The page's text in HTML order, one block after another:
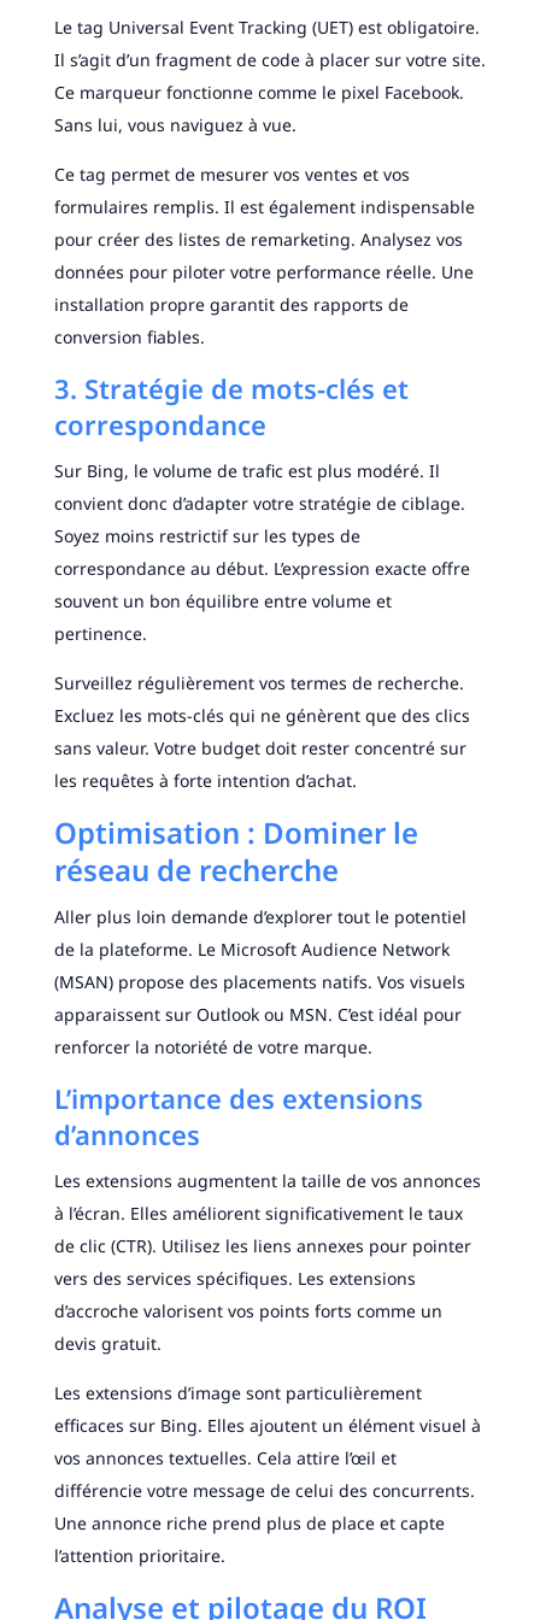
Le tag Universal Event Tracking (UET) est obligatoire.
Il s’agit d’un fragment de code à placer sur votre site.
Ce marqueur fonctionne comme le pixel Facebook.
Sans lui, vous naviguez à vue.
Ce tag permet de mesurer vos ventes et vos
formulaires remplis. Il est également indispensable
pour créer des listes de remarketing. Analysez vos
données pour piloter votre performance réelle. Une
installation propre garantit des rapports de
conversion fiables.
3. Stratégie de mots-clés et
correspondance
Sur Bing, le volume de trafic est plus modéré. Il
convient donc d’adapter votre stratégie de ciblage.
Soyez moins restrictif sur les types de
correspondance au début. L’expression exacte offre
souvent un bon équilibre entre volume et
pertinence.
Surveillez régulièrement vos termes de recherche.
Excluez les mots-clés qui ne génèrent que des clics
sans valeur. Votre budget doit rester concentré sur
les requêtes à forte intention d’achat.
Optimisation : Dominer le
réseau de recherche
Aller plus loin demande d’explorer tout le potentiel
de la plateforme. Le Microsoft Audience Network
(MSAN) propose des placements natifs. Vos visuels
apparaissent sur Outlook ou MSN. C’est idéal pour
renforcer la notoriété de votre marque.
L’importance des extensions
d’annonces
Les extensions augmentent la taille de vos annonces
à l’écran. Elles améliorent significativement le taux
de clic (CTR). Utilisez les liens annexes pour pointer
vers des services spécifiques. Les extensions
d’accroche valorisent vos points forts comme un
devis gratuit.
Les extensions d’image sont particulièrement
efficaces sur Bing. Elles ajoutent un élément visuel à
vos annonces textuelles. Cela attire l’œil et
différencie votre message de celui des concurrents.
Une annonce riche prend plus de place et capte
l’attention prioritaire.
Analyse et pilotage du ROI